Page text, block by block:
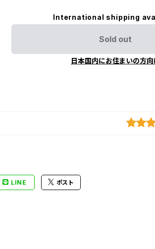
International shipping
Sold out
日本国内にお住まいの方向
LINE ポスト